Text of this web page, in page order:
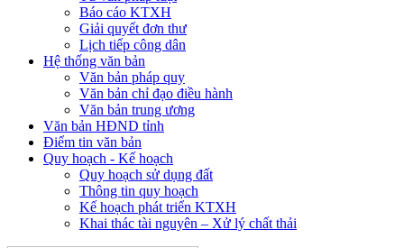
Báo cáo KTXH
Giải quyết đơn thư
Lịch tiếp công dân
Hệ thống văn bản
Văn bản pháp quy
Văn bản chỉ đạo điều hành
Văn bản trung ương
Văn bản HĐND tỉnh
Điểm tin văn bản
Quy hoạch - Kế hoạch
Quy hoạch sử dụng đất
Thông tin quy hoạch
Kế hoạch phát triển KTXH
Khai thác tài nguyên – Xử lý chất thải